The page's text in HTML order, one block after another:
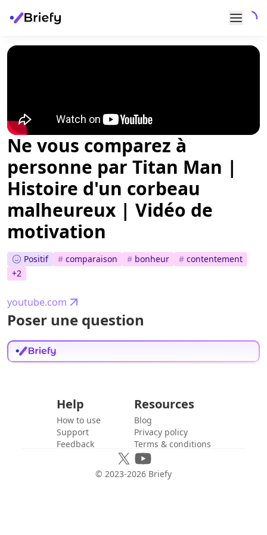
Ne vous comparez à
personne par Titan Man |
Histoire d'un corbeau
malheureux | Vidéo de
motivation
Positif # comparaison # bonheur # contentement
+2
youtube.com
Poser une question
Help
How to use
Support
Feedback
Resources
Blog
Privacy policy
Terms & conditions
© 2023-2026 Briefy